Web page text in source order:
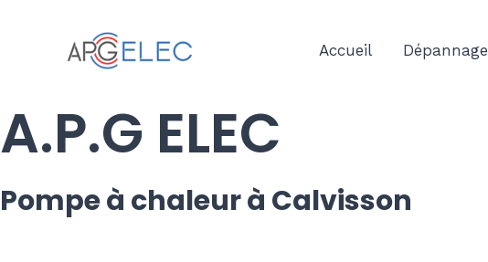
Accueil Dépannage
A.P.G ELEC
Pompe à chaleur à Calvisson